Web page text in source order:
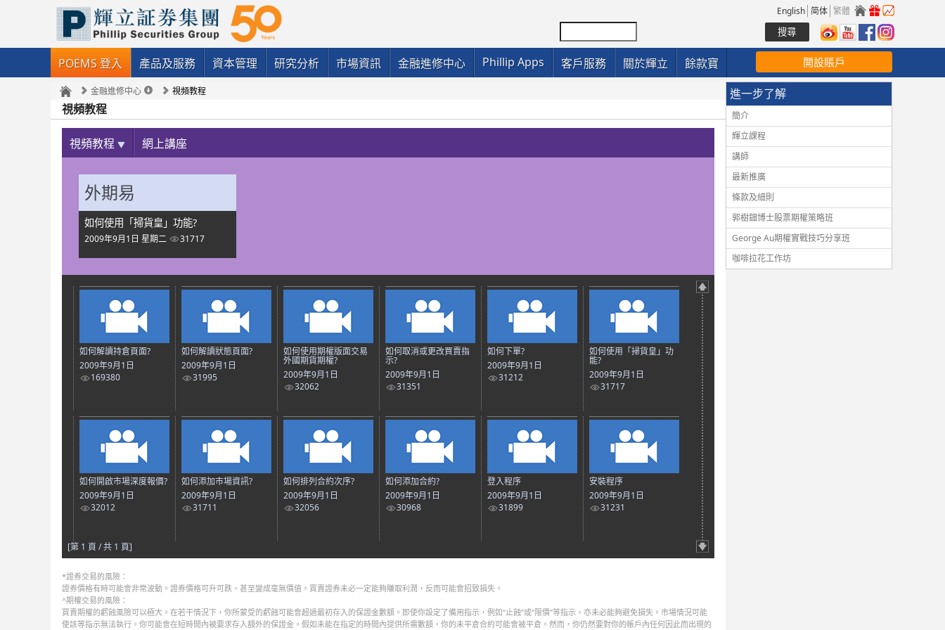
English 简体 繁體
POEMS 登入 產品及服務 資本管理 研究分析 市場資訊 金融進修中心 Phillip Apps 客戶服務 關於輝立 餘款寶 開設賬戶
金融進修中心 視頻教程
視頻教程
視頻教程 網上講座
外期易
如何使用「掃貨皇」功能?
2009年9月1日 星期二 31717
如何解讀持倉頁面?
2009年9月1日
169380
如何解讀狀態頁面?
2009年9月1日
31995
如何使用期權版面交易
外國期貨期權?
2009年9月1日
32062
如何取消或更改買賣指
示?
2009年9月1日
31351
如何下單?
2009年9月1日
31212
如何使用「掃貨皇」功
能?
2009年9月1日
31717
如何開啟市場深度報價?
2009年9月1日
32012
如何添加市場資訊?
2009年9月1日
31711
如何排列合約次序?
2009年9月1日
32056
如何添加合約?
2009年9月1日
30968
登入程序
2009年9月1日
31899
安裝程序
2009年9月1日
31231
[第 1 頁 / 共 1 頁]
*證券交易的風險：
證券價格有時可能會非常波動。證券價格可升可跌，甚至變成毫無價值。買賣證券未必一定能夠賺取利潤，反而可能會招致損失。
^期權交易的風險：
買賣期權的虧蝕風險可以極大。在若干情況下，你所蒙受的虧蝕可能會超過最初存入的保證金數額。即使你設定了備用指示，例如“止蝕”或“限價”等指示，亦未必能夠避免損失。市場情況可能
使該等指示無法執行。你可能會在短時間內被要求存入額外的保證金。假如未能在指定的時間內提供所需數額，你的未平倉合約可能會被平倉。然而，你仍然要對你的帳戶內任何因此而出現的
進一步了解
簡介
輝立課程
講師
最新推廣
條款及細則
郭樹鈿博士股票期權策略班
George Au期權實戰技巧分享班
咖啡拉花工作坊